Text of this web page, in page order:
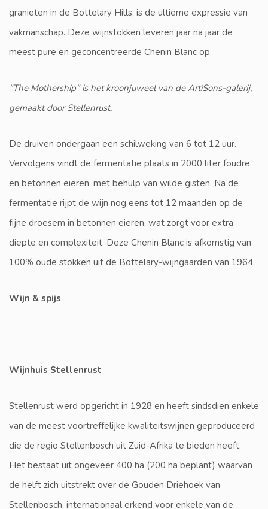
granieten in de Bottelary Hills, is de ultieme expressie van
vakmanschap. Deze wijnstokken leveren jaar na jaar de
meest pure en geconcentreerde Chenin Blanc op.
"The Mothership" is het kroonjuweel van de ArtiSons-galerij,
gemaakt door Stellenrust.
De druiven ondergaan een schilweking van 6 tot 12 uur.
Vervolgens vindt de fermentatie plaats in 2000 liter foudre
en betonnen eieren, met behulp van wilde gisten. Na de
fermentatie rijpt de wijn nog eens tot 12 maanden op de
fijne droesem in betonnen eieren, wat zorgt voor extra
diepte en complexiteit. Deze Chenin Blanc is afkomstig van
100% oude stokken uit de Bottelary-wijngaarden van 1964.
Wijn & spijs
Wijnhuis Stellenrust
Stellenrust werd opgericht in 1928 en heeft sindsdien enkele
van de meest voortreffelijke kwaliteitswijnen geproduceerd
die de regio Stellenbosch uit Zuid-Afrika te bieden heeft.
Het bestaat uit ongeveer 400 ha (200 ha beplant) waarvan
de helft zich uitstrekt over de Gouden Driehoek van
Stellenbosch, internationaal erkend voor enkele van de